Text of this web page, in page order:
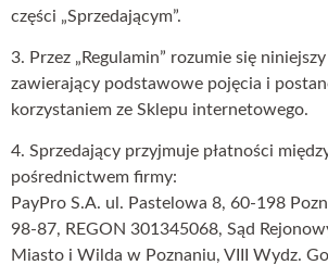
części „Sprzedającym”.
3. Przez „Regulamin” rozumie się
zawierający podstawowe pojęcia i
korzystaniem ze Sklepu internetowego.
4. Sprzedający przyjmuje płatności
pośrednictwem firmy:
PayPro S.A. ul. Pastelowa 8, 60-198
98-87, REGON 301345068, Sąd
Miasto i Wilda w Poznaniu, VIII Wydz.